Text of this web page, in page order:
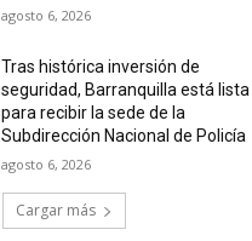
agosto 6, 2026
Tras histórica inversión de
seguridad, Barranquilla está lista
para recibir la sede de la
Subdirección Nacional de Policía
agosto 6, 2026
Cargar más